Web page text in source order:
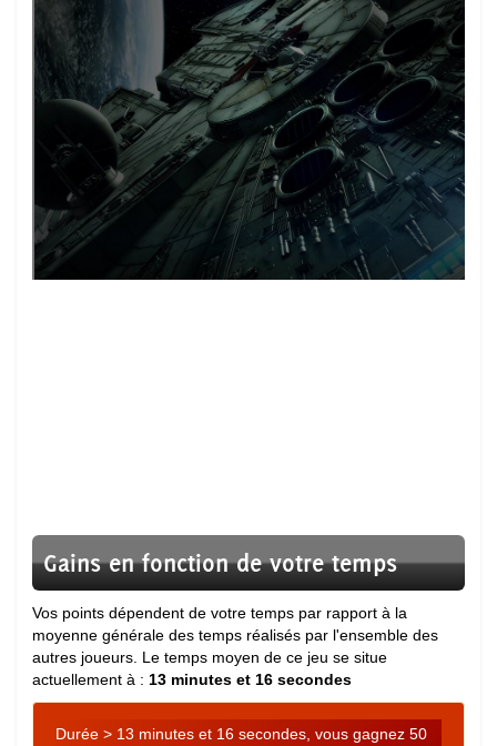
Gains en fonction de votre temps
Vos points dépendent de votre temps par rapport à la
moyenne générale des temps réalisés par l'ensemble des
autres joueurs. Le temps moyen de ce jeu se situe
actuellement à : 13 minutes et 16 secondes
Durée > 13 minutes et 16 secondes, vous gagnez 50